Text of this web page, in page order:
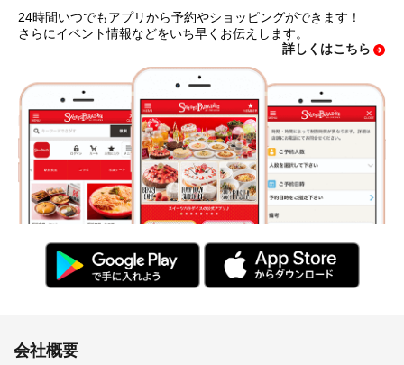
24時間いつでもアプリから予約やショッピングができます！
さらにイベント情報などをいち早くお伝えします。
詳しくはこちら
会社概要